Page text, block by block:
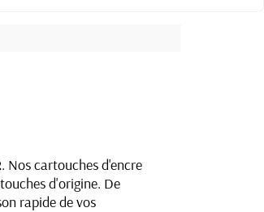
. Nos cartouches d'encre
d'origine. De
rapide de vos